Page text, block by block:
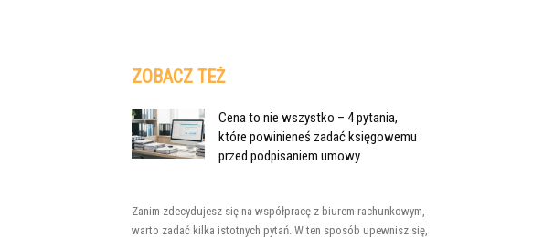
ZOBACZ TEŻ
Cena to nie wszystko – 4 pytania,
które powinieneś zadać księgowemu
przed podpisaniem umowy
Zanim zdecydujesz się na współpracę z biurem rachunkowym,
warto zadać kilka istotnych pytań. W ten sposób upewnisz się,